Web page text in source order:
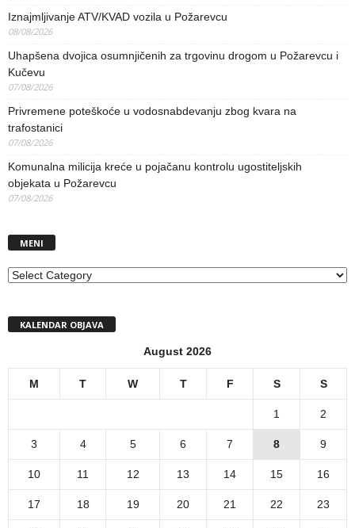
Iznajmljivanje ATV/KVAD vozila u Požarevcu
08/08/2026
Uhapšena dvojica osumnjičenih za trgovinu drogom u Požarevcu i
Kučevu
07/08/2026
Privremene poteškoće u vodosnabdevanju zbog kvara na
trafostanici
07/08/2026
Komunalna milicija kreće u pojačanu kontrolu ugostiteljskih
objekata u Požarevcu
07/08/2026
MENI
MENI
KALENDAR OBJAVA
August 2026
M T W T F S S
1 2
3 4 5 6 7 8 9
10 11 12 13 14 15 16
17 18 19 20 21 22 23